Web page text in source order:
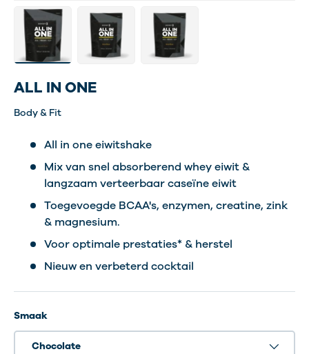
Laad afbeelding 1 in gallerij-weergave
Laad afbeelding 2 in gallerij-weergave
Laad afbeelding 3 in gallerij-
ALL IN ONE
Body & Fit
All in one eiwitshake
Mix van snel absorberend whey eiwit &
langzaam verteerbaar caseïne eiwit
Toegevoegde BCAA's, enzymen, creatine, zink
& magnesium.
Voor optimale prestaties* & herstel
Nieuw en verbeterd cocktail
Smaak
Chocolate